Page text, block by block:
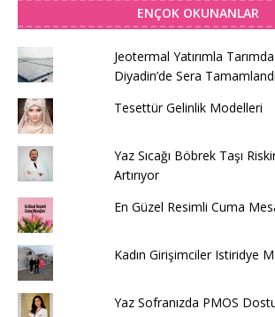
ENÇOK OKUNANLAR
Jeotermal Yatırımla
Diyadin’de Sera Tamamlandı
Tesettür Gelinlik Modelleri
Yaz Sıcağı Böbrek Taşı
Artırıyor
En Güzel Resimli Cuma
Kadın Girişimciler Istiridye
Yaz Sofranızda PMOS